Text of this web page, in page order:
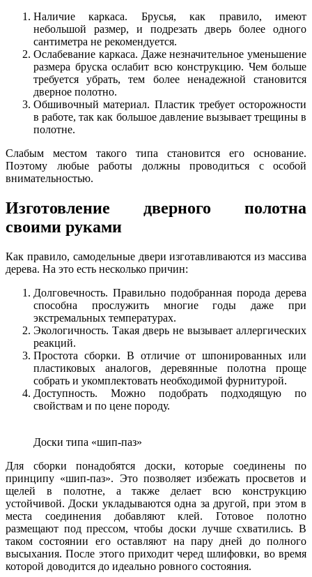
Наличие каркаса. Брусья, как правило, имеют
небольшой размер, и подрезать дверь более одного
сантиметра не рекомендуется.
Ослабевание каркаса. Даже незначительное уменьшение
размера бруска ослабит всю конструкцию. Чем больше
требуется убрать, тем более ненадежной становится
дверное полотно.
Обшивочный материал. Пластик требует осторожности
в работе, так как большое давление вызывает трещины в
полотне.
Слабым местом такого типа становится его основание.
Поэтому любые работы должны проводиться с особой
внимательностью.
Изготовление дверного полотна
своими руками
Как правило, самодельные двери изготавливаются из массива
дерева. На это есть несколько причин:
Долговечность. Правильно подобранная порода дерева
способна прослужить многие годы даже при
экстремальных температурах.
Экологичность. Такая дверь не вызывает аллергических
реакций.
Простота сборки. В отличие от шпонированных или
пластиковых аналогов, деревянные полотна проще
собрать и укомплектовать необходимой фурнитурой.
Доступность. Можно подобрать подходящую по
свойствам и по цене породу.
Доски типа «шип-паз»
Для сборки понадобятся доски, которые соединены по
принципу «шип-паз». Это позволяет избежать просветов и
щелей в полотне, а также делает всю конструкцию
устойчивой. Доски укладываются одна за другой, при этом в
места соединения добавляют клей. Готовое полотно
размещают под прессом, чтобы доски лучше схватились. В
таком состоянии его оставляют на пару дней до полного
высыхания. После этого приходит черед шлифовки, во время
которой доводится до идеально ровного состояния.